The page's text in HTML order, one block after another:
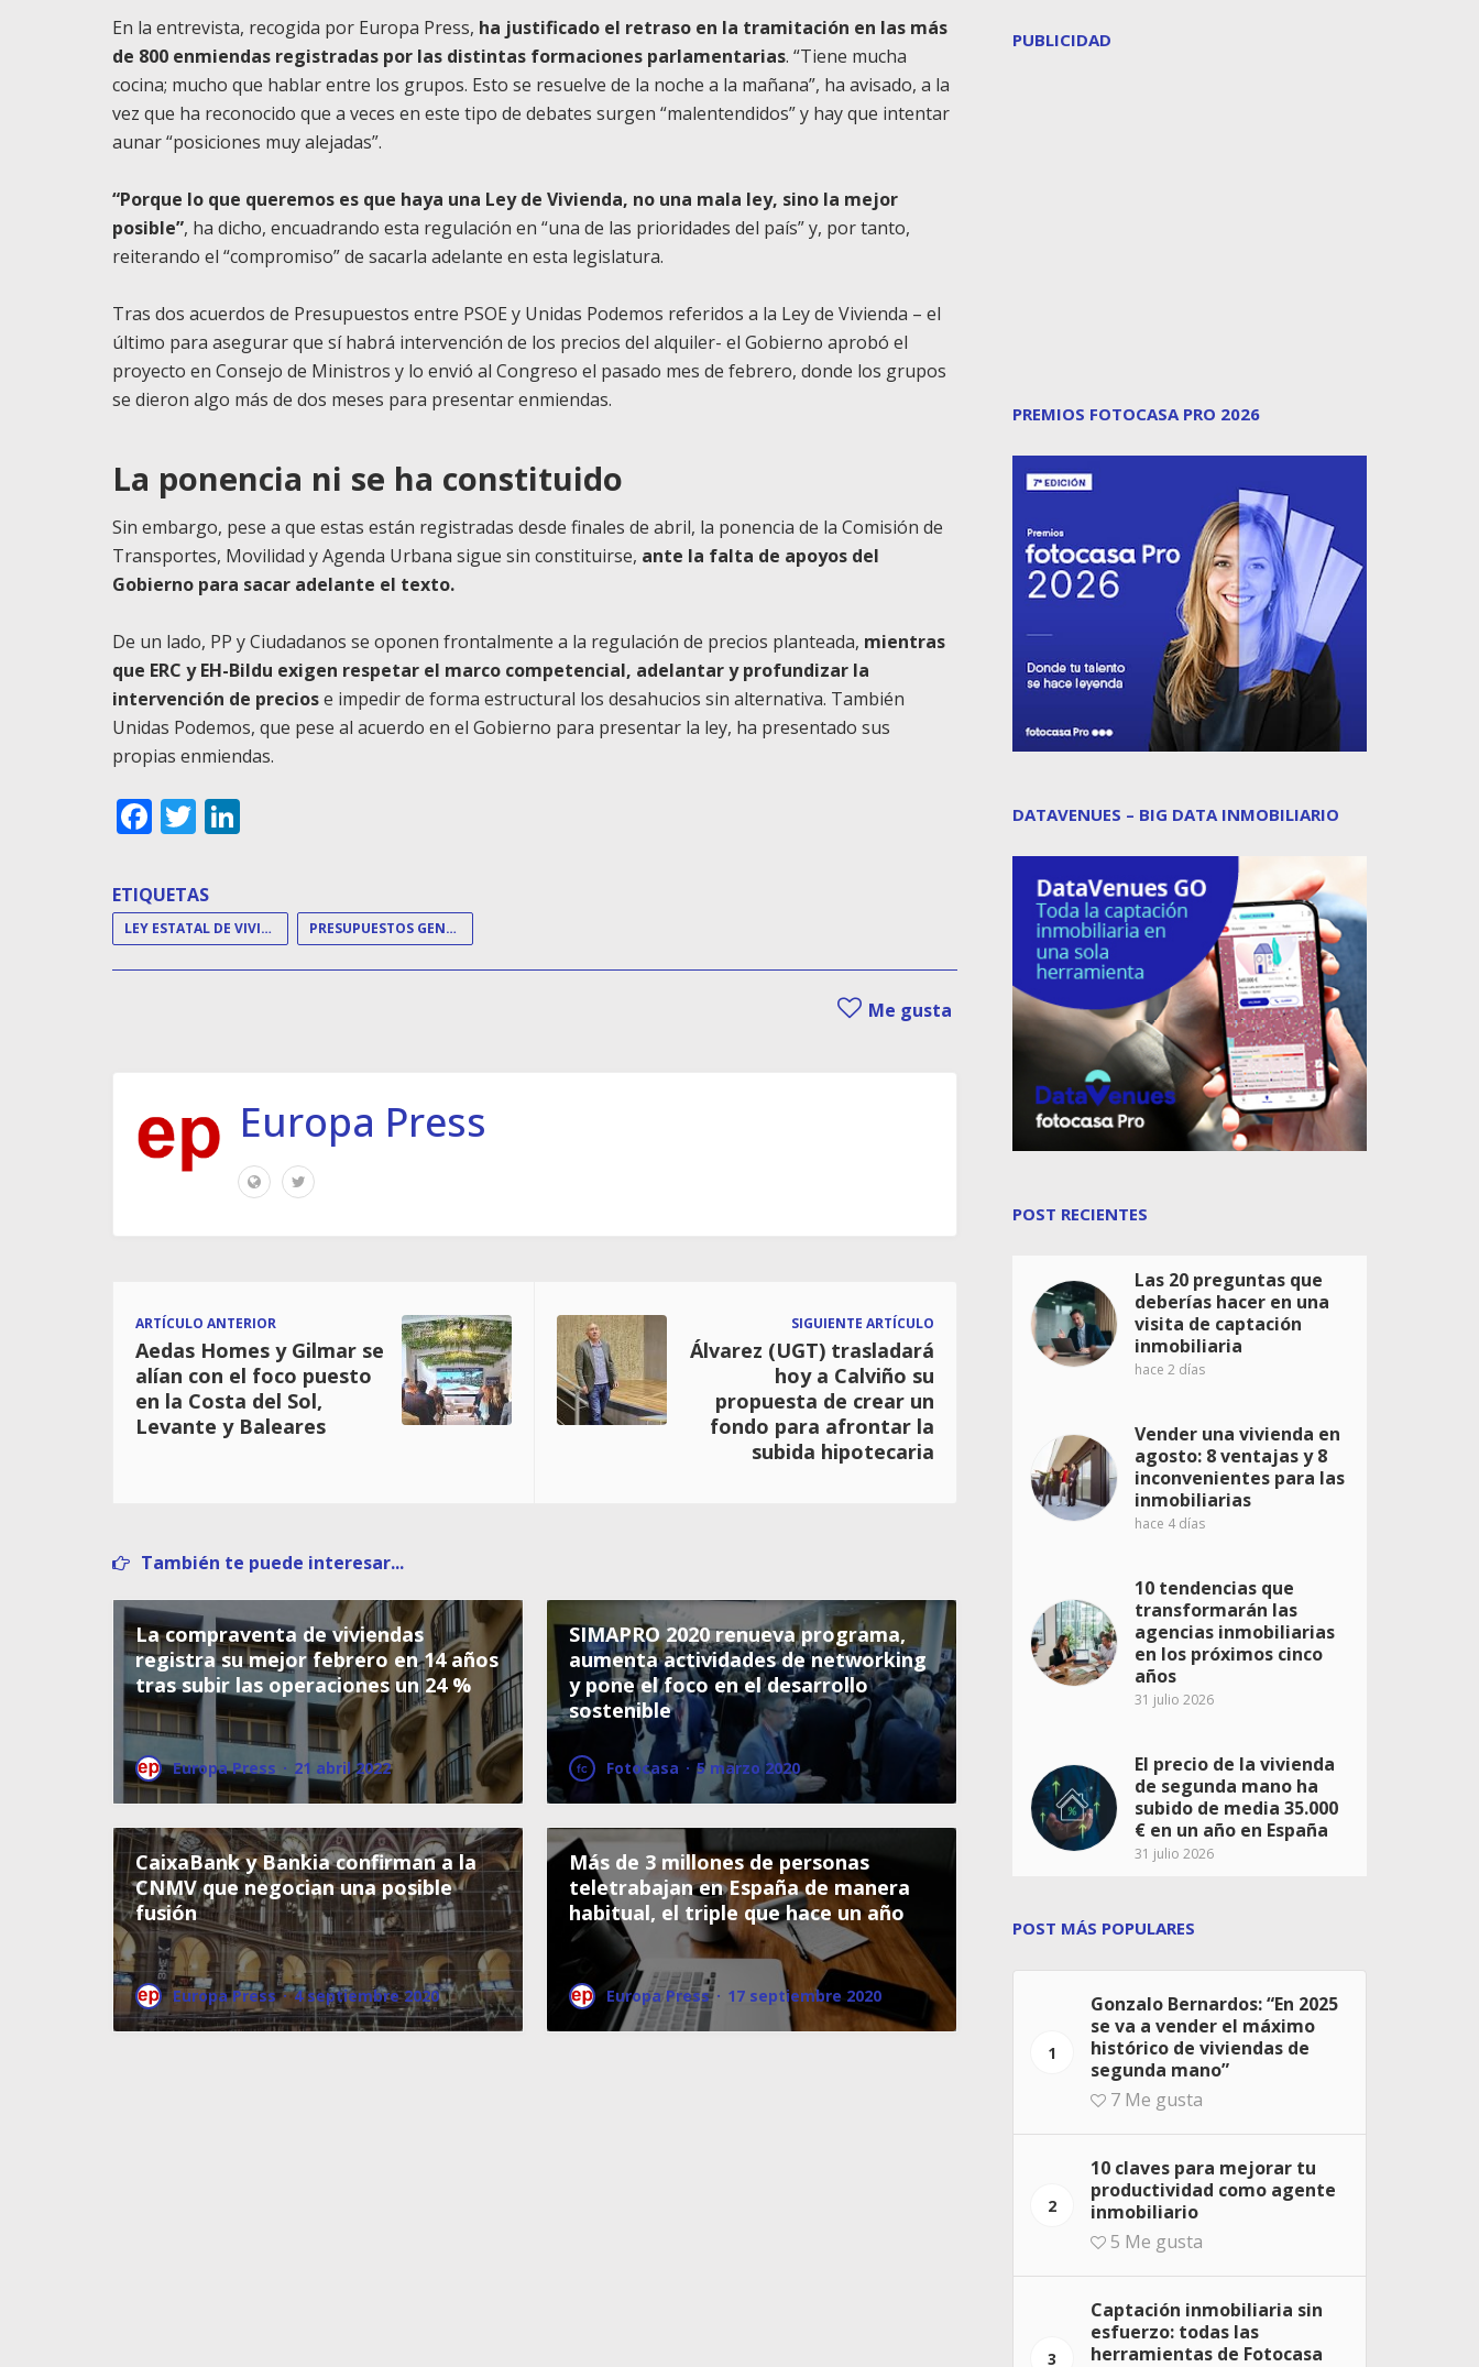
En la entrevista, recogida por Europa Press, ha justificado el retraso en la tramitación en las más
de 800 enmiendas registradas por las distintas formaciones parlamentarias. “Tiene mucha
cocina; mucho que hablar entre los grupos. Esto se resuelve de la noche a la mañana”, ha avisado, a la
vez que ha reconocido que a veces en este tipo de debates surgen “malentendidos” y hay que intentar
aunar “posiciones muy alejadas”.
“Porque lo que queremos es que haya una Ley de Vivienda, no una mala ley, sino la mejor
posible”, ha dicho, encuadrando esta regulación en “una de las prioridades del país” y, por tanto,
reiterando el “compromiso” de sacarla adelante en esta legislatura.
Tras dos acuerdos de Presupuestos entre PSOE y Unidas Podemos referidos a la Ley de Vivienda – el
último para asegurar que sí habrá intervención de los precios del alquiler- el Gobierno aprobó el
proyecto en Consejo de Ministros y lo envió al Congreso el pasado mes de febrero, donde los grupos
se dieron algo más de dos meses para presentar enmiendas.
La ponencia ni se ha constituido
Sin embargo, pese a que estas están registradas desde finales de abril, la ponencia de la Comisión de
Transportes, Movilidad y Agenda Urbana sigue sin constituirse, ante la falta de apoyos del
Gobierno para sacar adelante el texto.
De un lado, PP y Ciudadanos se oponen frontalmente a la regulación de precios planteada, mientras
que ERC y EH-Bildu exigen respetar el marco competencial, adelantar y profundizar la
intervención de preciose impedir de forma estructural los desahucios sin alternativa. También
Unidas Podemos, que pese al acuerdo en el Gobierno para presentar la ley, ha presentado sus
propias enmiendas.
Facebook
Twitter
ETIQUETAS
LEY ESTATAL DE VIVIENDA PRESUPUESTOS GENERALES DEL ESTADO
Me gusta
Europa Press
ARTÍCULO ANTERIOR
Aedas Homes y Gilmar se
alían con el foco puesto
en la Costa del Sol,
Levante y Baleares
SIGUIENTE ARTÍCULO
Álvarez (UGT) trasladará
hoy a Calviño su
propuesta de crear un
fondo para afrontar la
subida hipotecaria
También te puede interesar...
La compraventa de viviendas
registra su mejor febrero en 14 años
tras subir las operaciones un 24 %
Europa Press · 21 abril 2022
SIMAPRO 2020 renueva programa,
aumenta actividades de networking
y pone el foco en el desarrollo
sostenible
Fotocasa · 5 marzo 2020
CaixaBank y Bankia confirman a la
CNMV que negocian una posible
fusión
Europa Press · 4 septiembre 2020
Más de 3 millones de personas
teletrabajan en España de manera
habitual, el triple que hace un año
Europa Press · 17 septiembre 2020
PUBLICIDAD
PREMIOS FOTOCASA PRO 2026
DATAVENUES – BIG DATA INMOBILIARIO
POST RECIENTES
Las 20 preguntas que
deberías hacer en una
visita de captación
inmobiliaria
hace 2 días
Vender una vivienda en
agosto: 8 ventajas y 8
inconvenientes para las
inmobiliarias
hace 4 días
10 tendencias que
transformarán las
agencias inmobiliarias
en los próximos cinco
años
31 julio 2026
El precio de la vivienda
de segunda mano ha
subido de media 35.000
€ en un año en España
31 julio 2026
POST MÁS POPULARES
1
Gonzalo Bernardos: “En 2025
se va a vender el máximo
histórico de viviendas de
segunda mano”
7 Me gusta
2
10 claves para mejorar tu
productividad como agente
inmobiliario
5 Me gusta
3
Captación inmobiliaria sin
esfuerzo: todas las
herramientas de Fotocasa